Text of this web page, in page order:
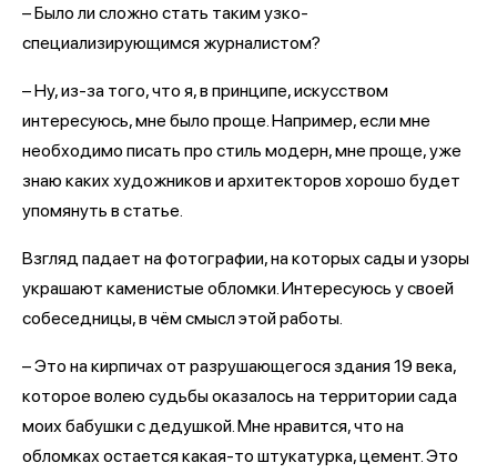
– Было ли сложно стать таким узко-
специализирующимся журналистом?
– Ну, из-за того, что я, в принципе, искусством
интересуюсь, мне было проще. Например, если мне
необходимо писать про стиль модерн, мне проще, уже
знаю каких художников и архитекторов хорошо будет
упомянуть в статье.
Взгляд падает на фотографии, на которых сады и узоры
украшают каменистые обломки. Интересуюсь у своей
собеседницы, в чём смысл этой работы.
– Это на кирпичах от разрушающегося здания 19 века,
которое волею судьбы оказалось на территории сада
моих бабушки с дедушкой. Мне нравится, что на
обломках остается какая-то штукатурка, цемент. Это